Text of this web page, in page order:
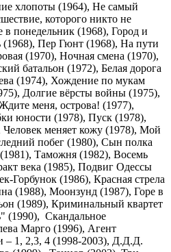
хлопоты (1964), Не самый
которого никто не
в понедельник (1968), Город и
Пер Гюнт (1968), На пути
(1970), Ночная смена (1970),
батальон (1972), Белая дорога
(1974), Хождение по мукам
Долгие вёрсты войны (1975),
меня, острова! (1977),
юности (1978), Пуск (1978),
Человек меняет кожу (1978), Мой
побег (1980), Сын полка
Таможня (1982), Восемь
века (1985), Подвиг Одессы
Горбунок (1986), Красная стрела
(1988), Моонзунд (1987), Горе в
(1989), Криминальный квартет
(1990), Скандальное
Марго (1996), Агент
– 1, 2,3, 4 (1998-2003), Д.Д.Д.